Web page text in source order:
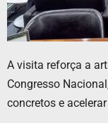
A visita reforça a
Congresso
concretos e